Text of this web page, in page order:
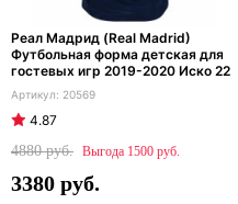
Реал Мадрид (Real Madrid)
Футбольная форма детская для
гостевых игр 2019-2020 Иско 22
20569
4.87
4880
1500
3380